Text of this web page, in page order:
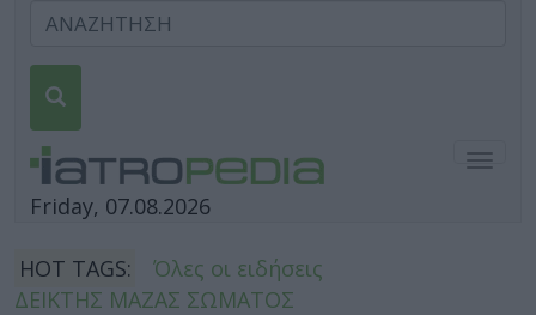
Friday, 07.08.2026
HOT TAGS:
Όλες οι ειδήσεις
ΔΕΙΚΤΗΣ ΜΑΖΑΣ ΣΩΜΑΤΟΣ